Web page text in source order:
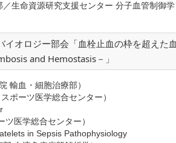
生命資源研究支援センター 分子血管制御学
オロジー部会「血栓止血の枠を超えた
and Hemostasis－」
輸血・細胞治療部）
ツ医学総合センター）
医学総合センター）
in Sepsis Pathophysiology